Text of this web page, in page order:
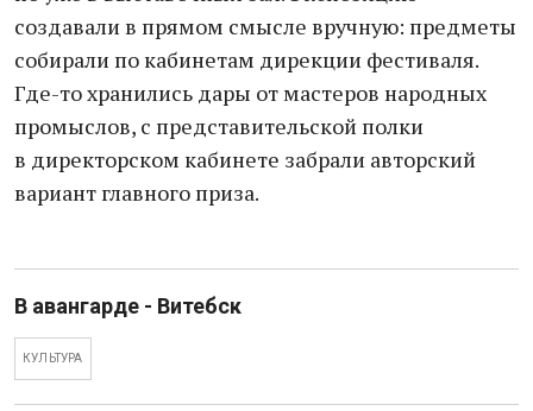
создавали в прямом смысле вручную: предметы
собирали по кабинетам дирекции фестиваля.
Где-то хранились дары от мастеров народных
промыслов, с представительской полки
в директорском кабинете забрали авторский
вариант главного приза.
В авангарде - Витебск
КУЛЬТУРА